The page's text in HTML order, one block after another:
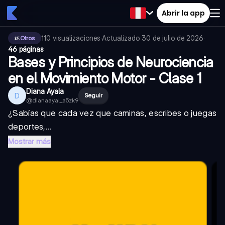
Abrir la app
Otros 110 visualizaciones·Actualizado 30 de julio de 2026·
46 páginas
Bases y Principios de Neurociencia
en el Movimiento Motor - Clase 1
D Diana Ayala
@dianaayal_a5zk9
Seguir
¿Sabías que cada vez que caminas, escribes o juegas
deportes,...
Mostrar más